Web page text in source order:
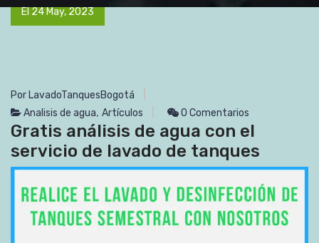
El 24 May, 2023
Por LavadoTanquesBogotá
Analisis de agua, Artículos 0 Comentarios
Gratis análisis de agua con el
servicio de lavado de tanques